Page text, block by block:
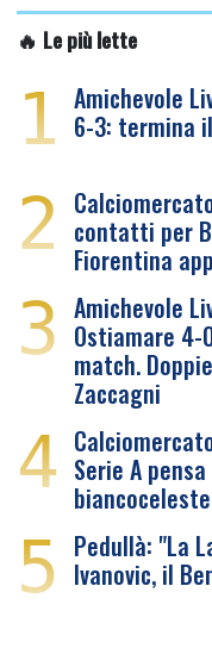
🔥 Le più lette
1 Amichevole
6-3: termina
2 contatti per
Fiorentina
3 Amichevole
Ostiamare
match.
Zaccagni
4 Serie A
5 Pedullà: "La
Ivanovic, il